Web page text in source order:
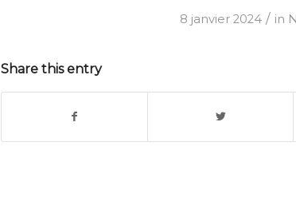
8 janvier 2024 / in
Share this entry